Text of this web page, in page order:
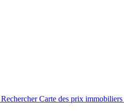
Rechercher Carte des prix immobiliers